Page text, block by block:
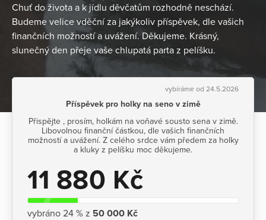
Chuť do života a k jídlu děvčatům rozhodně neschází.
Budeme velice vděční za jakýkoliv příspěvek, dle vašich
finančních možností a uvážení. Děkujeme. Krásný,
slunečný den přeje vaše chlupatá parta z pelíšku.
vybíráme od 24.5.2026
Příspěvek pro holky na seno v zimě
Přispějte , prosím, holkám na voňavé sousto sena v zimě.
Libovolnou finanční částkou, dle vašich finančních
možností a uvážení. Z celého srdce vám předem za holky
a kluky z pelíšku moc děkujeme.
11 880 Kč
vybráno 24 % z 50 000 Kč